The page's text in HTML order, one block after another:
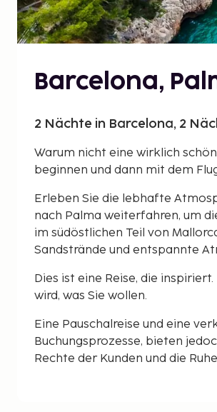
Barcelona,
2 Nächte in Barcelona, 2
Warum nicht eine wirklich
beginnen und dann mit dem
Erleben Sie die lebhafte
nach Palma weiterfahren, um
im südöstlichen Teil von
Sandstrände und entspannte
Dies ist eine Reise, die
wird, was Sie wollen.
Eine Pauschalreise und eine
Buchungsprozesse, bieten
Rechte der Kunden und die